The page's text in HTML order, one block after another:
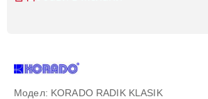
Модел: KORADO RADIK KLASIK